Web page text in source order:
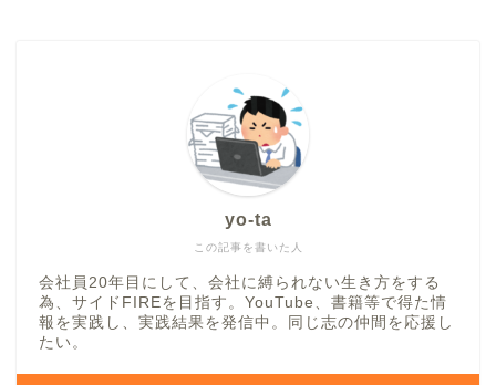
この記事を書いた人
yo-ta
会社員20年目にして、会社に縛られない生き方をする
為、サイドFIREを目指す。YouTube、書籍等で得た情
報を実践し、実践結果を発信中。同じ志の仲間を応援し
たい。